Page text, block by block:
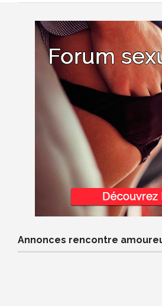
Annonces rencontre